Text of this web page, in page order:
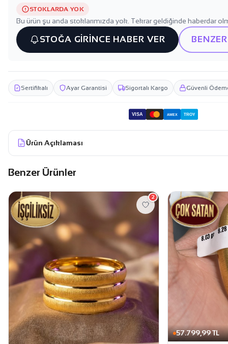
STOKLARDA YOK
Bu ürün şu anda stoklarımızda yok. Tekrar geldiğinde haberdar
STOĞA GİRİNCE HABER VER
Sertifikalı Ayar Garantisi Sigortalı Kargo Güvenli
VISA AMEX TROY
Ürün Açıklaması
Benzer Ürünler
2
57.799,99 TL